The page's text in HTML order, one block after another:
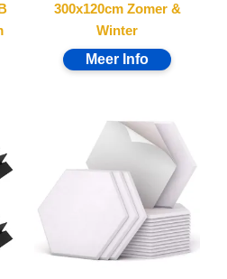
300x120cm Zomer &
Winter